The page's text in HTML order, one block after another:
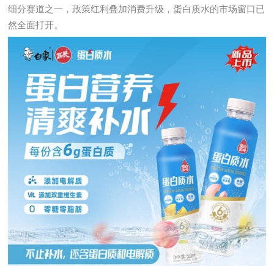
细分赛道之一，政策红利叠加消费升级，蛋白质水的市场窗口已
然全面打开。